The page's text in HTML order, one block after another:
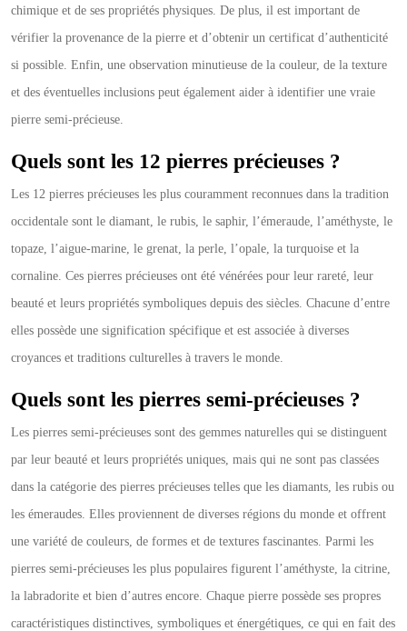
chimique et de ses propriétés physiques. De plus, il est important de
vérifier la provenance de la pierre et d’obtenir un certificat d’authenticité
si possible. Enfin, une observation minutieuse de la couleur, de la texture
et des éventuelles inclusions peut également aider à identifier une vraie
pierre semi-précieuse.
Quels sont les 12 pierres précieuses ?
Les 12 pierres précieuses les plus couramment reconnues dans la tradition
occidentale sont le diamant, le rubis, le saphir, l’émeraude, l’améthyste, le
topaze, l’aigue-marine, le grenat, la perle, l’opale, la turquoise et la
cornaline. Ces pierres précieuses ont été vénérées pour leur rareté, leur
beauté et leurs propriétés symboliques depuis des siècles. Chacune d’entre
elles possède une signification spécifique et est associée à diverses
croyances et traditions culturelles à travers le monde.
Quels sont les pierres semi-précieuses ?
Les pierres semi-précieuses sont des gemmes naturelles qui se distinguent
par leur beauté et leurs propriétés uniques, mais qui ne sont pas classées
dans la catégorie des pierres précieuses telles que les diamants, les rubis ou
les émeraudes. Elles proviennent de diverses régions du monde et offrent
une variété de couleurs, de formes et de textures fascinantes. Parmi les
pierres semi-précieuses les plus populaires figurent l’améthyste, la citrine,
la labradorite et bien d’autres encore. Chaque pierre possède ses propres
caractéristiques distinctives, symboliques et énergétiques, ce qui en fait des